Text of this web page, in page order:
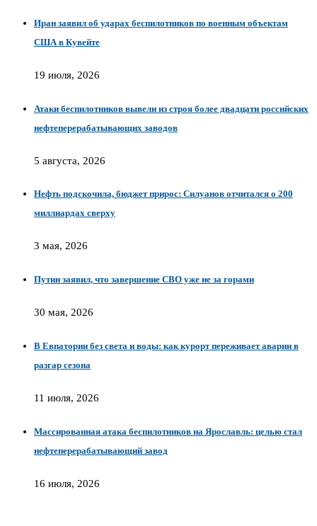
Иран заявил об ударах беспилотников по военным объектам
США в Кувейте
19 июля, 2026
Атаки беспилотников вывели из строя более двадцати российских
нефтеперерабатывающих заводов
5 августа, 2026
Нефть подскочила, бюджет прирос: Силуанов отчитался о 200
миллиардах сверху
3 мая, 2026
Путин заявил, что завершение СВО уже не за горами
30 мая, 2026
В Евпатории без света и воды: как курорт переживает аварии в
разгар сезона
11 июля, 2026
Массированная атака беспилотников на Ярославль: целью стал
нефтеперерабатывающий завод
16 июля, 2026